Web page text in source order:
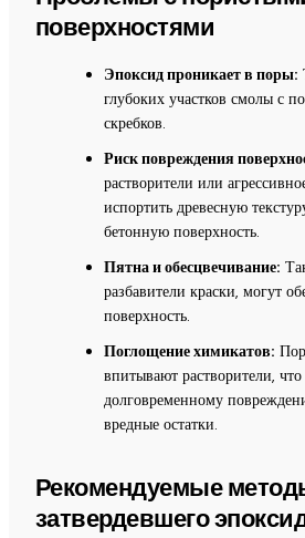
поверхностями
Эпоксид проникает в поры:
глубоких участков смолы с
скребков.
Риск повреждения
растворители или
испортить древесную
бетонную поверхность.
Пятна и обесцвечивание:
разбавители краски, могут
поверхность.
Поглощение химикатов:
впитывают растворители,
долговременному
вредные остатки.
Рекомендуемые
затвердевшего